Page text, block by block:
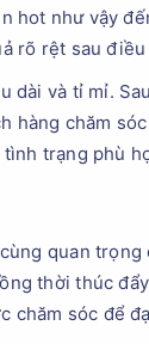
hot như vậy
rõ rệt sau
dài và tỉ mỉ.
hàng chăm
trạng phù
cùng quan
thời thúc
chăm sóc để